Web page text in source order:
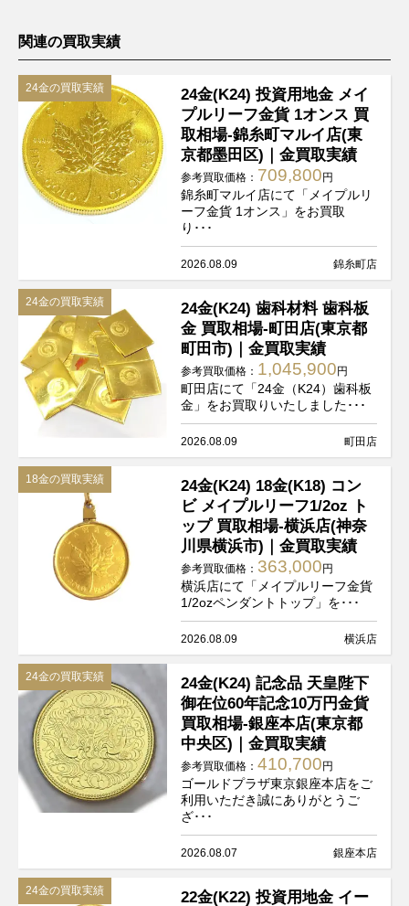
関連の買取実績
24金の買取実績
24金(K24) 投資用地金 メイ
プルリーフ金貨 1オンス 買
取相場-錦糸町マルイ店(東
京都墨田区)｜金買取実績
参考買取価格： 709,800円
錦糸町マルイ店にて「メイプルリ
ーフ金貨 1オンス」をお買取
り･･･
2026.08.09 錦糸町店
24金の買取実績
24金(K24) 歯科材料 歯科板
金 買取相場-町田店(東京都
町田市)｜金買取実績
参考買取価格： 1,045,900円
町田店にて「24金（K24）歯科板
金」をお買取りいたしました･･･
2026.08.09 町田店
18金の買取実績
24金(K24) 18金(K18) コン
ビ メイプルリーフ1/2oz ト
ップ 買取相場-横浜店(神奈
川県横浜市)｜金買取実績
参考買取価格： 363,000円
横浜店にて「メイプルリーフ金貨
1/2ozペンダントトップ」を･･･
2026.08.09 横浜店
24金の買取実績
24金(K24) 記念品 天皇陛下
御在位60年記念10万円金貨
買取相場-銀座本店(東京都
中央区)｜金買取実績
参考買取価格：410,700円
ゴールドプラザ東京銀座本店をご
利用いただき誠にありがとうご
ざ･･･
2026.08.07 銀座本店
24金の買取実績 22金(K22) 投資用地金 イー